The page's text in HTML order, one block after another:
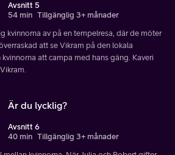
Avsnitt 5
54 min Tillgänglig 3+ månader
kvinnorna av på en tempelresa, där de möter
att se Vikram på den lokala
att campa med hans gäng. Kaveri
Är du lycklig?
Avsnitt 6
40 min Tillgänglig 3+ månader